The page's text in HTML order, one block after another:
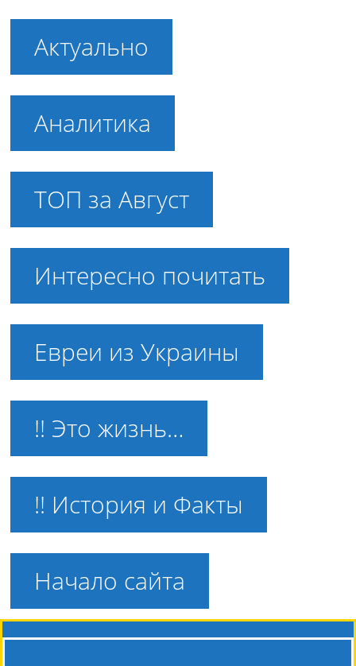
Актуально
Аналитика
ТОП за Август
Интересно почитать
Евреи из Украины
!! Это жизнь…
!! История и Факты
Начало сайта